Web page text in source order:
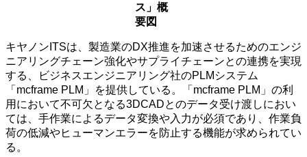
ス」概
要図
キヤノンITSは、製造業のDX推進を加速させるためのエンジ
ニアリングチェーン強化やサプライチェーンとの連携を実現
する、ビジネスエンジニアリング社のPLMシステム
「mcframe PLM」を提供している。「mcframe PLM」の利
用において不可欠となる3DCADとのデータ受け渡しにおい
ては、手作業によるデータ変換や入力が必須であり、作業負
荷の低減やヒューマンエラーを防止する機能が求められてい
る。